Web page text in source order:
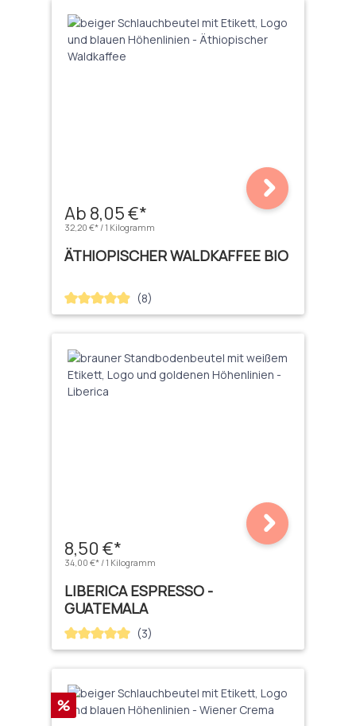
Ab 8,05 €*
32,20 €* / 1 Kilogramm
ÄTHIOPISCHER WALDKAFFEE BIO
Durchschnittliche Bewertung von 4.88 von 5 Sternen
(8)
8,50 €*
34,00 €* / 1 Kilogramm
LIBERICA ESPRESSO -
GUATEMALA
Durchschnittliche Bewertung von 5 von 5 Sternen
(3)
Rabatt
%